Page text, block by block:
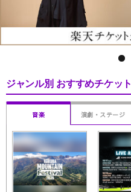
ジャンル別 おすすめチケット
音楽 演劇・ステージ